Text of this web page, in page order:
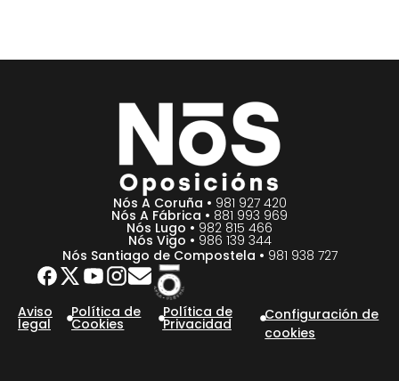
Nós A Coruña • 981 927 420
Nós A Fábrica • 881 993 969
Nós Lugo • 982 815 466
Nós Vigo • 986 139 344
Nós Santiago de Compostela • 981 938 727
Aviso
legal
Política de
Cookies
Política de
Privacidad
Configuración de
cookies